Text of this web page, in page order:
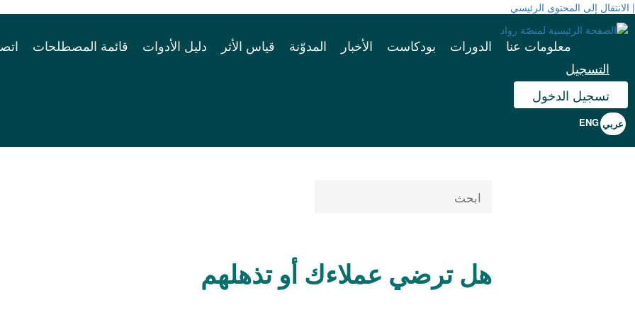
| الانتقال إلى المحتوى الرئيسي
معلومات عنا الدورات بودكاست الأخبار المدوّنة قياس الأثر دليل الأدوات قائمة المصطلحات
التسجيل
تسجيل الدخول
هل ترضي عملاءك أو تذهلهم